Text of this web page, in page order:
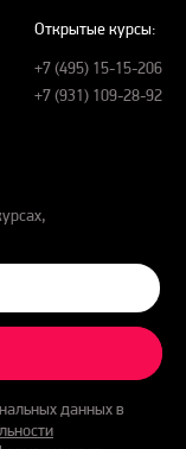
Открытые курсы:
+7 (495) 15-15-206
+7 (931) 109-28-92
данных в